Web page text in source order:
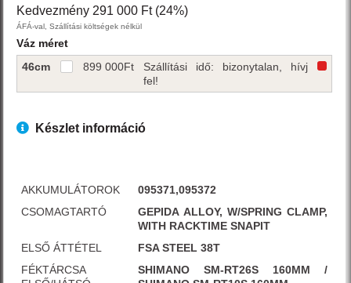
Kedvezmény 291 000 Ft (24%)
ÁFÁ-val, Szállítási költségek nélkül
Váz méret
46cm
899 000Ft
Szállítási idő: bizonytalan, hívj
fel!
Készlet információ
AKKUMULÁTOROK
095371,095372
CSOMAGTARTÓ
GEPIDA ALLOY, W/SPRING CLAMP,
WITH RACKTIME SNAPIT
ELSŐ ÁTTÉTEL
FSA STEEL 38T
FÉKTÁRCSA
SHIMANO SM-RT26S 160MM /